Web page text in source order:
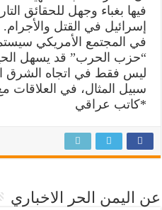
فيها بغباء وجهل للحقائق
إسرائيل في القتل
في المجتمع الأمريكي
“حزب الحرب” قد يسهل
ليس فقط في اتجاه الشرق
سبيل المثال، في العلاقات
*كاتب عراقي
عن اليمن الحر الاخباري